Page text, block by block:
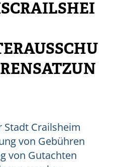
Stadt Crailsheim
von Gebühren
von Gutachten